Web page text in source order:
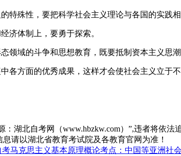
殊性，要把科学社会主义理论与各国的实践
济体制上，要勇于探索。
域的斗争和思想教育，既要抵制资本主义思
各方面的优秀成果，这样才会使社会主义立于不
湖北自考网（www.hbzkw.com）”,违者将依法
请以湖北省教育考试院及各教育官网为准！
马克思主义基本原理概论考点：中国等亚洲社